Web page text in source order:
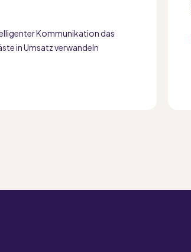
Kommunikation das
in Umsatz verwandeln